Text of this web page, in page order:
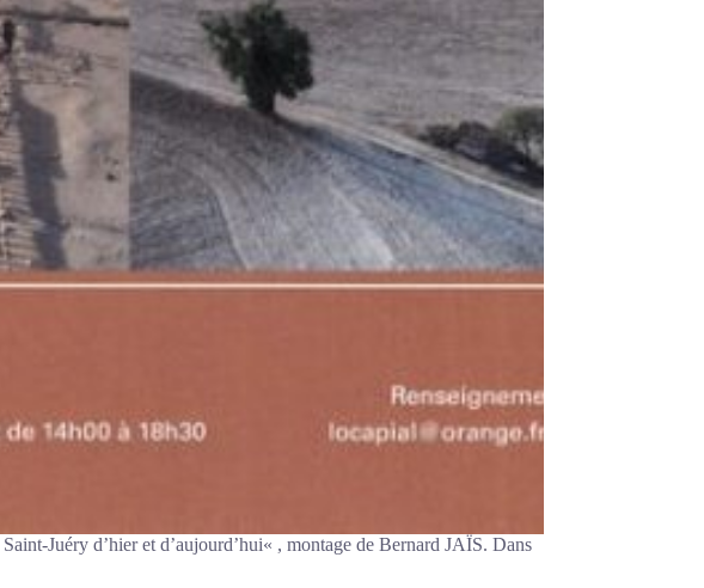
Juéry d’hier et d’aujourd’hui« , montage de Bernard JAÏS. Dans